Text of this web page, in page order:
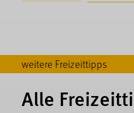
weitere Freizeittipps
Alle